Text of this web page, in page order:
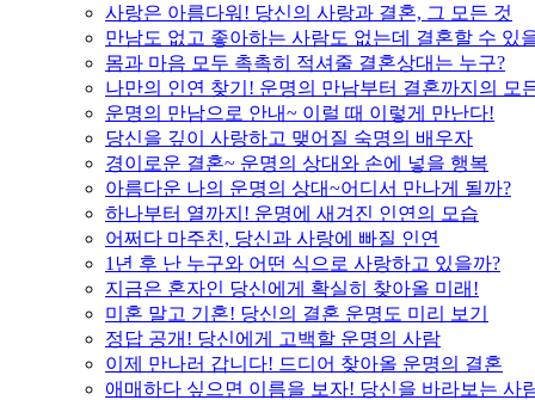
사랑은 아름다워! 당신의 사랑과 결혼, 그 모든 것
만남도 없고 좋아하는 사람도 없는데 결혼할 수 있
몸과 마음 모두 촉촉히 적셔줄 결혼상대는 누구?
나만의 인연 찾기! 운명의 만남부터 결혼까지의 모
운명의 만남으로 안내~ 이럴 때 이렇게 만난다!
당신을 깊이 사랑하고 맺어질 숙명의 배우자
경이로운 결혼~ 운명의 상대와 손에 넣을 행복
아름다운 나의 운명의 상대~어디서 만나게 될까?
하나부터 열까지! 운명에 새겨진 인연의 모습
어쩌다 마주친, 당신과 사랑에 빠질 인연
1년 후 난 누구와 어떤 식으로 사랑하고 있을까?
지금은 혼자인 당신에게 확실히 찾아올 미래!
미혼 말고 기혼! 당신의 결혼 운명도 미리 보기
정답 공개! 당신에게 고백할 운명의 사람
이제 만나러 갑니다! 드디어 찾아올 운명의 결혼
애매하다 싶으면 이름을 보자! 당신을 바라보는 사